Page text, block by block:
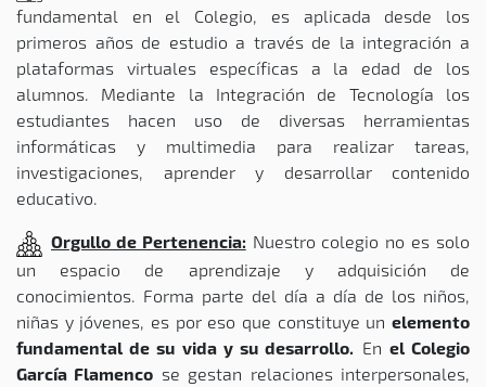
fundamental en el Colegio, es aplicada desde los
primeros años de estudio a través de la integración a
plataformas virtuales específicas a la edad de los
alumnos. Mediante la Integración de Tecnología los
estudiantes hacen uso de diversas herramientas
informáticas y multimedia para realizar tareas,
investigaciones, aprender y desarrollar contenido
educativo.
Orgullo de Pertenencia: Nuestro colegio no es solo
un espacio de aprendizaje y adquisición de
conocimientos. Forma parte del día a día de los niños,
niñas y jóvenes, es por eso que constituye un elemento
fundamental de su vida y su desarrollo. En el Colegio
García Flamenco se gestan relaciones interpersonales,